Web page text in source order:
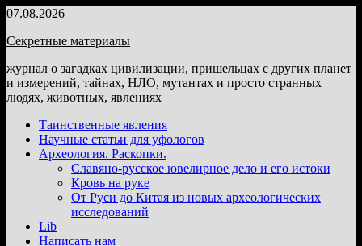
Перейти
содержимому
07.08.2026
Секретные материалы
журнал о загадках цивилизации, пришельцах с других планет
и измерений, тайнах, НЛО, мутантах и просто странных
людях, животных, явлениях
Таинственные явления
Научные статьи для уфологов
Археология. Раскопки.
Славяно-русское ювелирное дело и его истоки
Кровь на руке
От Руси до Китая из новых археологических
исследований
Lib
Написать нам